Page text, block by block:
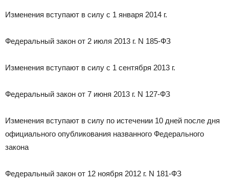
Изменения вступают в силу с 1 января 2014 г.
Федеральный закон от 2 июля 2013 г. N 185-ФЗ
Изменения вступают в силу с 1 сентября 2013 г.
Федеральный закон от 7 июня 2013 г. N 127-ФЗ
Изменения вступают в силу по истечении 10 дней после дня
официального опубликования названного Федерального
закона
Федеральный закон от 12 ноября 2012 г. N 181-ФЗ